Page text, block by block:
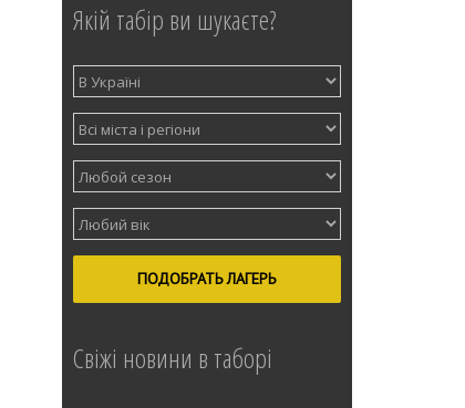
Якій табір ви шукаєте?
ПОДОБРАТЬ ЛАГЕРЬ
Свіжі новини в таборі